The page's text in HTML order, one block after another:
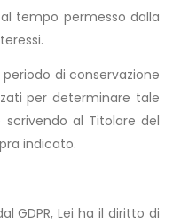
tempo permesso dalla
di conservazione
per determinare tale
scrivendo al Titolare del
indicato.
GDPR, Lei ha il diritto di